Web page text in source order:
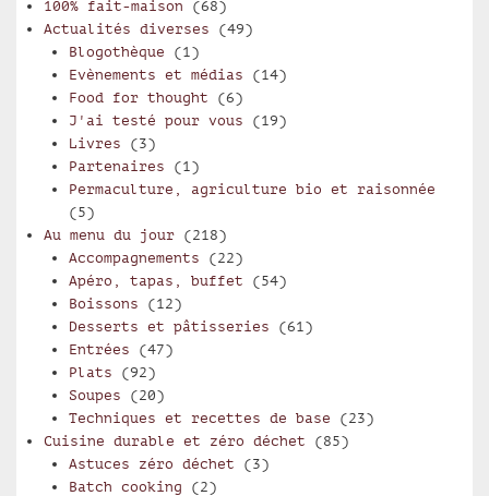
100% fait-maison (68)
Actualités diverses (49)
Blogothèque (1)
Evènements et médias (14)
Food for thought (6)
J'ai testé pour vous (19)
Livres (3)
Partenaires (1)
Permaculture, agriculture bio et raisonnée
(5)
Au menu du jour (218)
Accompagnements (22)
Apéro, tapas, buffet (54)
Boissons (12)
Desserts et pâtisseries (61)
Entrées (47)
Plats (92)
Soupes (20)
Techniques et recettes de base (23)
Cuisine durable et zéro déchet (85)
Astuces zéro déchet (3)
Batch cooking (2)